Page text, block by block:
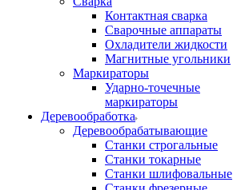
Контактная сварка
Сварочные аппараты
Охладители жидкости
Магнитные угольники
Маркираторы
Ударно-точечные
маркираторы
Деревообработка
Деревообрабатывающие
Станки строгальные
Станки токарные
Станки шлифовальные